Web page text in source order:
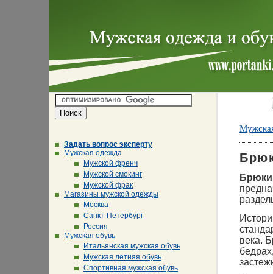
Задать вопрос эксперту
Мужская одежда
Мужской френч
Мужской смокинг
Мужской фрак
Магазины мужской одежды
Москва
Санкт-Петербург
Россия
Мужская обувь
Итальянская мужская обувь
Мужская летняя обувь
Спортивная мужская обувь
Брюки
века.